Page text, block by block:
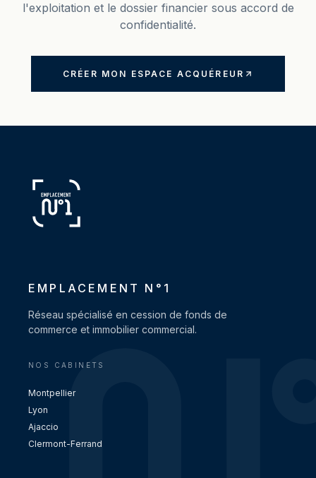
l'exploitation et le dossier financier sous accord de
confidentialité.
CRÉER MON ESPACE ACQUÉREUR
EMPLACEMENT N°1
Réseau spécialisé en cession de fonds de
commerce et immobilier commercial.
NOS CABINETS
Montpellier
Lyon
Ajaccio
Clermont-Ferrand